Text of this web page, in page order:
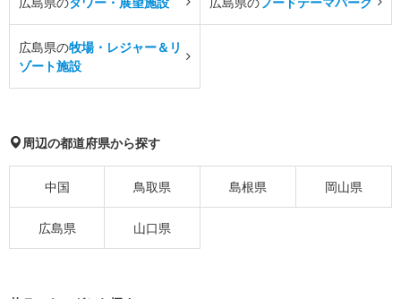
広島県の牧場・レジャー＆リ
ゾート施設
周辺の都道府県から探す
中国 鳥取県 島根県 岡山県
広島県 山口県